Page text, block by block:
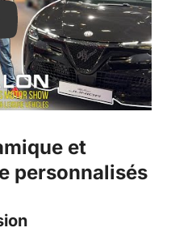
et
personnalisés